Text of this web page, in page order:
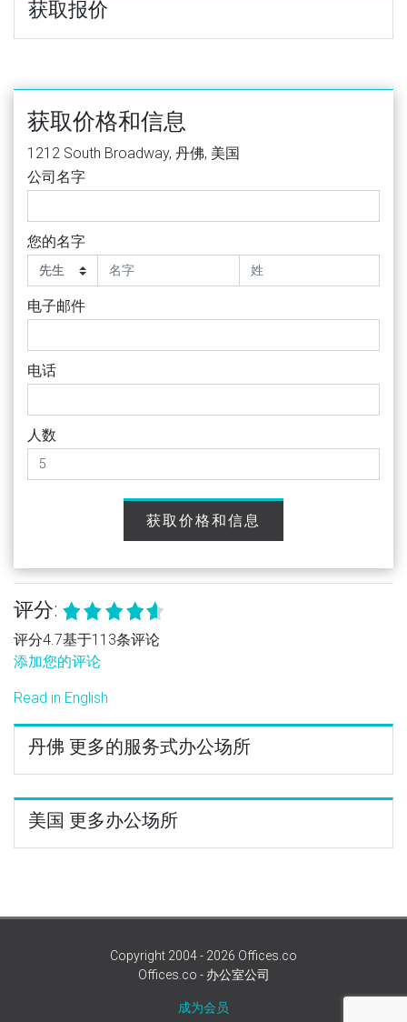
获取报价
获取价格和信息
1212 South Broadway, 丹佛, 美国
公司名字
您的名字
电子邮件
电话
人数
获取价格和信息
评分:
评分4.7基于113条评论
添加您的评论
Read in English
丹佛 更多的服务式办公场所
美国 更多办公场所
Copyright 2004 - 2026 Offices.co
Offices.co - 办公室公司
成为会员